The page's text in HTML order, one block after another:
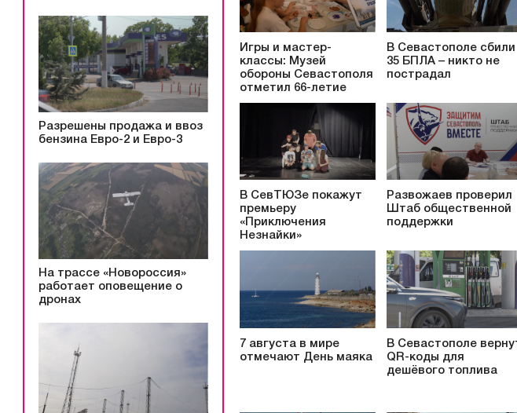
Разрешены продажа и ввоз
бензина Евро-2 и Евро-3
На трассе «Новороссия»
работает оповещение о
дронах
Игры и мастер-
классы: Музей
обороны Севастополя
отметил 66-летие
В Севастополе сбили
35 БПЛА – никто не
пострадал
В СевТЮЗе покажут
премьеру
«Приключения
Незнайки»
Развожаев проверил
Штаб общественной
поддержки
7 августа в мире
отмечают День маяка
В Севастополе
QR-коды для
дешёвого топлива